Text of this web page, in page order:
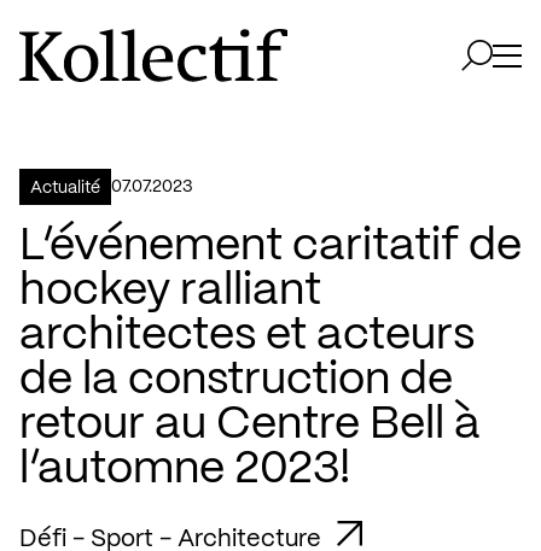
Aller à la page d'accueil
Logo Kollectif
Actualité 07.07.2023
L’événement caritatif de
hockey ralliant
architectes et acteurs
de la construction de
retour au Centre Bell à
l’automne 2023!
Défi - Sport - Architecture